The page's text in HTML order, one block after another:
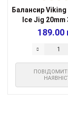
Балансир
Ice Jig
189.00